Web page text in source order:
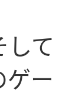
して
ー